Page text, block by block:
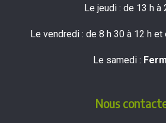
Le jeudi : de 13 h à
Le vendredi : de 8 h 30 à 12 h
Le samedi :
Nous